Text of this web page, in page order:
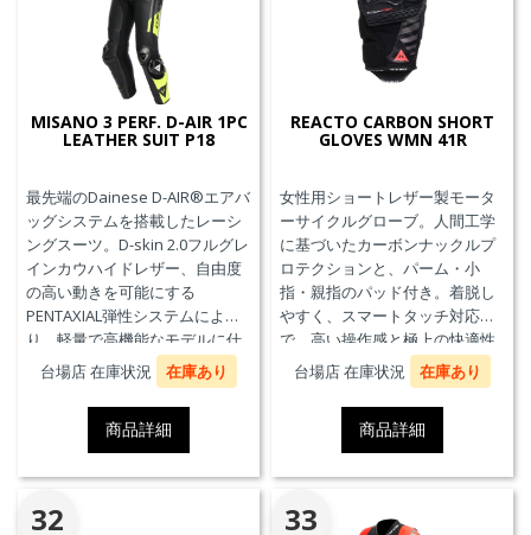
MISANO 3 PERF. D-AIR 1PC
LEATHER SUIT P18
最先端のDainese D-AIR®エアバ
ッグシステムを搭載したレーシ
ングスーツ。D-skin 2.0フルグレ
インカウハイドレザー、自由度
の高い動きを可能にする
PENTAXIAL弾性システムによ
り、軽量で高機能なモデルに仕
上がっています。また、エアバ
ッグ本体が最大3回の起爆まで繰
り返し利用可能なTriple-
Activation D-air®Racing エアバ
ッグを搭載しています。※別途
ジェネレーター(ガス発生器本体)
の交換が必要です。
台場店 在庫状況 在庫あり
商品詳細
REACTO CARBON SHORT
GLOVES WMN 41R
女性用ショートレザー製モータ
ーサイクルグローブ。人間工学
に基づいたカーボンナックルプ
ロテクションと、パーム・小
指・親指のパッド付き。着脱し
やすく、スマートタッチ対応
で、高い操作感と極上の快適性
を実現。
台場店 在庫状況 在庫あり
商品詳細
32 33